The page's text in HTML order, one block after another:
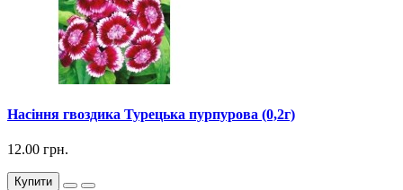
Насіння гвоздика Турецька пурпурова (0,2г)
12.00 грн.
Купити